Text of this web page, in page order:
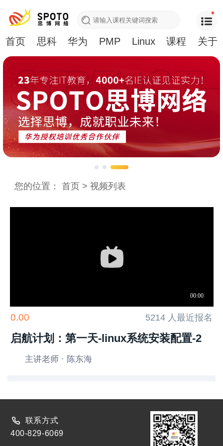
首页 思科 华为 PMP Linux 课程 关于
您的位置：首页 >视频列表
0.00 5214 人最近报名
启航计划：第一天-linux系统安装配置-2
主讲老师 · 陈东海
联系方式
400-829-6069